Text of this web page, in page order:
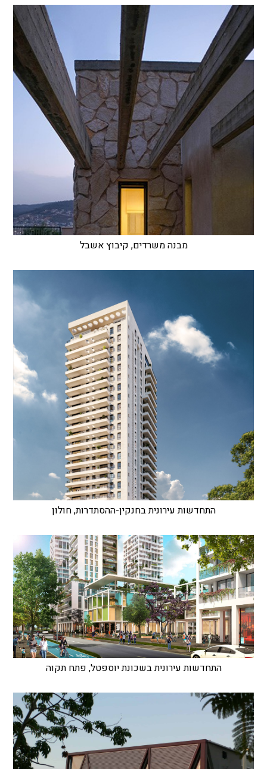
מבנה משרדים, קיבוץ אשבל
התחדשות עירונית בחנקין-ההסתדרות, חולון
התחדשות עירונית בשכונת יוספטל, פתח תקוה